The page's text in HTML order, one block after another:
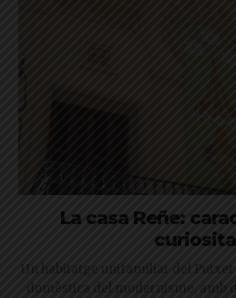
La casa Reñe:
Un habitatge unifamiliar del Putxet
domèstica del modernisme, amb